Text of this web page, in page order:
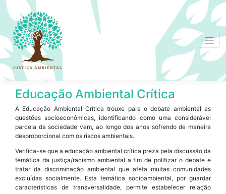
Educação Ambiental Crítica
A Educação Ambiental Crítica trouxe para o debate ambiental as
questões socioeconômicas, identificando como uma considerável
parcela da sociedade vem, ao longo dos anos sofrendo de maneira
desproporcional com os riscos ambientais.
Verifica-se que a educação ambiental crítica preza pela discussão da
temática da justiça/racismo ambiental a fim de politizar o debate e
tratar da discriminação ambiental que afeta muitas comunidades
excluídas socialmente. Esta temática socioambiental, por guardar
características de transversalidade, permite estabelecer relação